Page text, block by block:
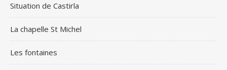
Situation de Castirla
La chapelle St Michel
Les fontaines